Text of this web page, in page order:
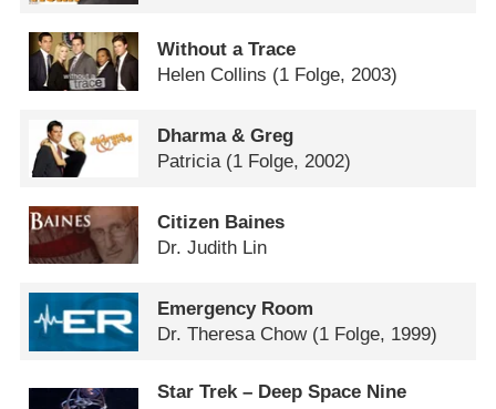
Without a Trace
Helen Collins (1 Folge, 2003)
Dharma & Greg
Patricia (1 Folge, 2002)
Citizen Baines
Dr. Judith Lin
Emergency Room
Dr. Theresa Chow (1 Folge, 1999)
Star Trek – Deep Space Nine